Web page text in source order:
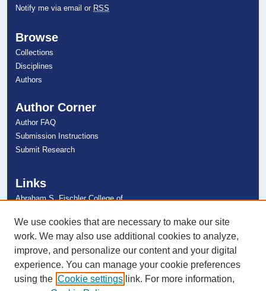
Notify me via email or RSS
Browse
Collections
Disciplines
Authors
Author Corner
Author FAQ
Submission Instructions
Submit Research
Links
Abraham S. Fischler College of
NSU Libraries
Contact Us
Connect with NSU
We use cookies that are necessary to make our site
work. We may also use additional cookies to analyze,
improve, and personalize our content and your digital
experience. You can manage your cookie preferences
using the Cookie settings link. For more information,